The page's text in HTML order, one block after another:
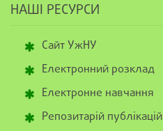
НАШІ РЕСУРСИ
Сайт УжНУ
Електронний розклад
Електронне навчання
Репозитарій публікацій